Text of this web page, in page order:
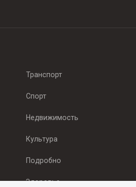
Транспорт
Спорт
Недвижимость
Культура
Подробно
Здоровье